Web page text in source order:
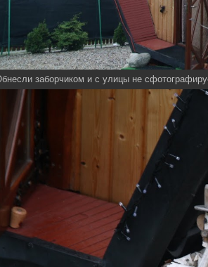
заборчиком и с улицы не